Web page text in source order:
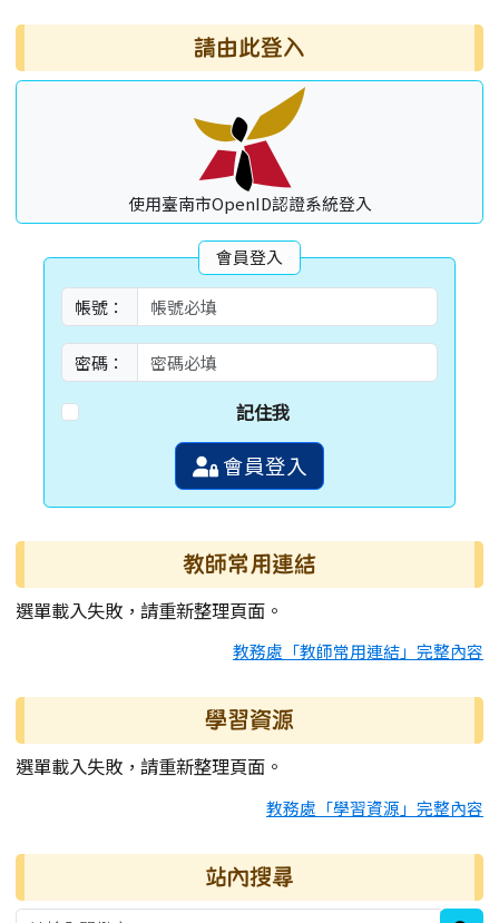
右邊區域內容 請由此登入
使用臺南市OpenID認證系統登入
會員登入
帳號：
密碼：
記住我
會員登入
教師常用連結
選單載入失敗，請重新整理頁面。
教務處「教師常用連結」完整內容
學習資源
選單載入失敗，請重新整理頁面。
教務處「學習資源」完整內容
站內搜尋